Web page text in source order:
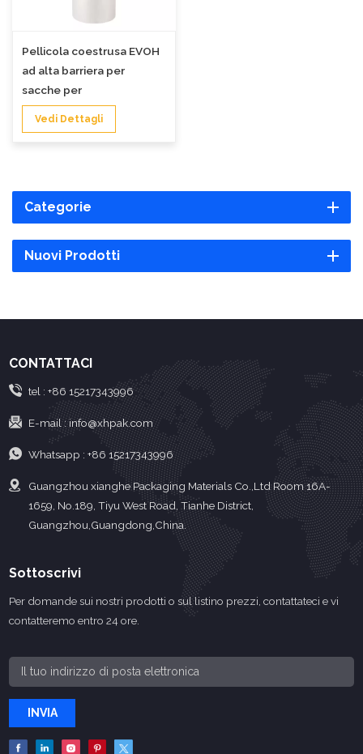
Pellicola coestrusa EVOH
ad alta barriera per
sacche per
stomia/colostomia
Vedi Dettagli
Categorie
Nuovi Prodotti
CONTATTACI
tel : +86 15217343996
E-mail :info@xhpak.com
Whatsapp : +86 15217343996
Guangzhou xianghe Packaging Materials Co.,Ltd Room 16A-
1659, No.189, Tiyu West Road, Tianhe District,
Guangzhou,Guangdong,China.
Sottoscrivi
Per domande sui nostri prodotti o sul listino prezzi, contattateci e vi
contatteremo entro 24 ore.
INVIA